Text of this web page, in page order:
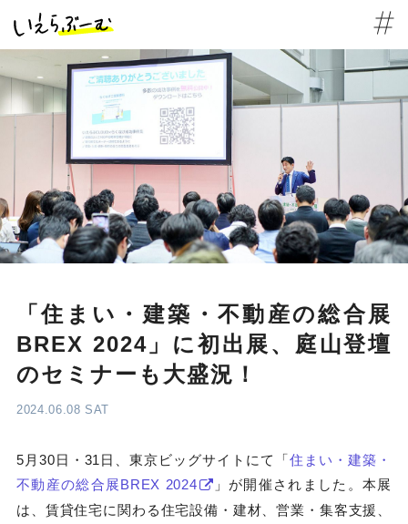
「住まい・建築・不動産の総合展
BREX 2024」に初出展、庭山登壇
のセミナーも大盛況！
2024.06.08 SAT
5月30日・31日、東京ビッグサイトにて「住まい・建築・
不動産の総合展BREX 2024
」が開催されました。本展
は、賃貸住宅に関わる住宅設備・建材、営業・集客支援、